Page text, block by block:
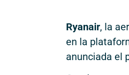
Ryanair, la
en la
anunciada el